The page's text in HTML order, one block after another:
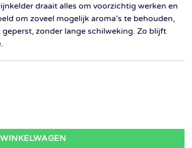
draait alles om voorzichtig werken en
om zoveel mogelijk aroma’s te behouden,
zonder lange schilweking. Zo blijft